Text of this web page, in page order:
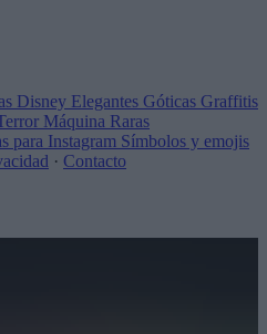
Disney Elegantes Góticas Graffitis
Máquina Raras
para Instagram Símbolos y emojis
· Contacto